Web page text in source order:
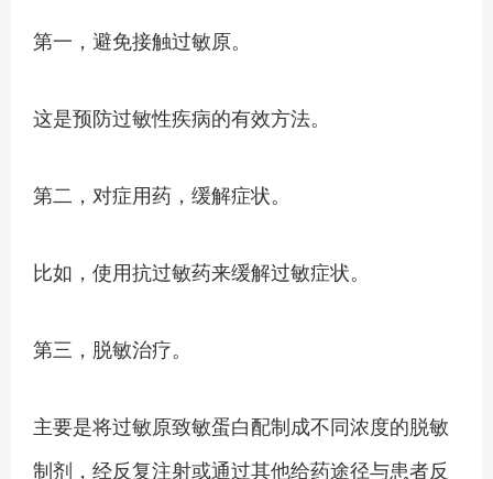
第一，避免接触过敏原。
这是预防过敏性疾病的有效方法。
第二，对症用药，缓解症状。
比如，使用抗过敏药来缓解过敏症状。
第三，脱敏治疗。
主要是将过敏原致敏蛋白配制成不同浓度的脱敏
制剂，经反复注射或通过其他给药途径与患者反